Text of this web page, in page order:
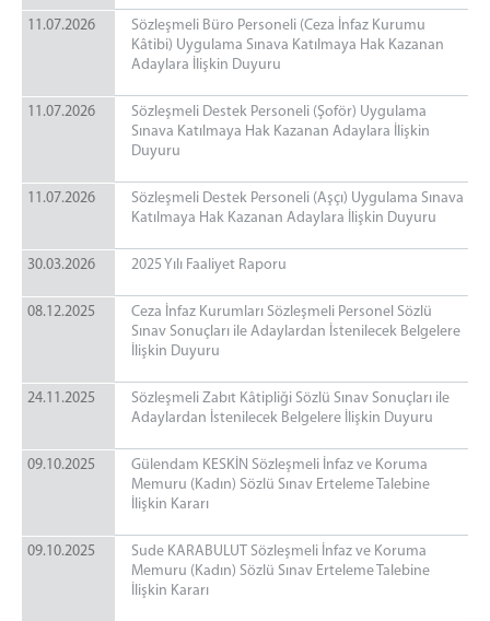
11.07.2026
Sözleşmeli Büro Personeli (Ceza İnfaz Kurumu
Kâtibi) Uygulama Sınava Katılmaya Hak Kazanan
Adaylara İlişkin Duyuru
11.07.2026
Sözleşmeli Destek Personeli (Şoför) Uygulama
Sınava Katılmaya Hak Kazanan Adaylara İlişkin
Duyuru
11.07.2026
Sözleşmeli Destek Personeli (Aşçı) Uygulama Sınava
Katılmaya Hak Kazanan Adaylara İlişkin Duyuru
30.03.2026 2025 Yılı Faaliyet Raporu
08.12.2025
Ceza İnfaz Kurumları Sözleşmeli Personel Sözlü
Sınav Sonuçları ile Adaylardan İstenilecek Belgelere
İlişkin Duyuru
24.11.2025
Sözleşmeli Zabıt Kâtipliği Sözlü Sınav Sonuçları ile
Adaylardan İstenilecek Belgelere İlişkin Duyuru
09.10.2025
Gülendam KESKİN Sözleşmeli İnfaz ve Koruma
Memuru (Kadın) Sözlü Sınav Erteleme Talebine
İlişkin Kararı
09.10.2025
Sude KARABULUT Sözleşmeli İnfaz ve Koruma
Memuru (Kadın) Sözlü Sınav Erteleme Talebine
İlişkin Kararı